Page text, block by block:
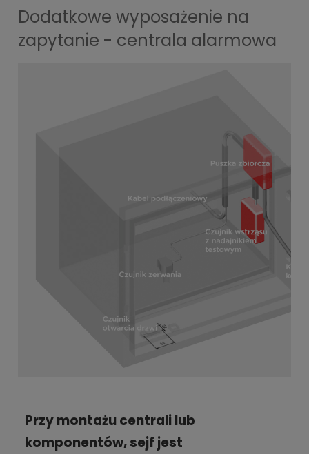
Dodatkowe wyposażenie na
zapytanie - centrala alarmowa
Przy montażu centrali lub
komponentów,sejf jest